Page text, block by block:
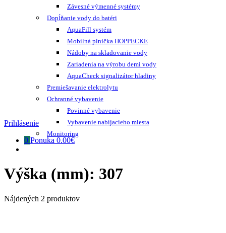
Závesné výmenné systémy
Dopĺňanie vody do batéri
AquaFill systém
Mobilná plnička HOPPECKE
Nádoby na skladovanie vody
Zariadenia na výrobu demi vody
AquaCheck signalizátor hladiny
Premiešavanie elektrolytu
Ochranné vybavenie
Povinné vybavenie
Vybavenie nabíjacieho miesta
Monitoring
Prihlásenie
0 Ponuka 0.00€
Výška (mm): 307
Nájdených 2 produktov